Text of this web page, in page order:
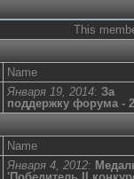
This
Name
Января 19, 2014: За
поддержку форума -
Name
Января 4, 2012: